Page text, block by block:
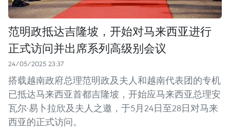
范明政抵达吉隆坡，开始对马来西亚进行
正式访问并出席系列高级别会议
24/05/2025 23:37
搭载越南政府总理范明政及夫人和越南代表团的专机
已抵达马来西亚首都吉隆坡，开始应马来西亚总理安
瓦尔·易卜拉欣及夫人之邀，于5月24日至28日对马来
西亚的正式访问。